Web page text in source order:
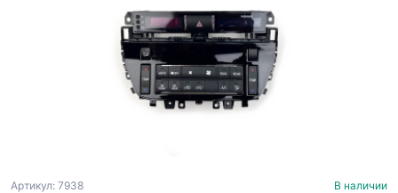
Артикул: 7938 В наличии